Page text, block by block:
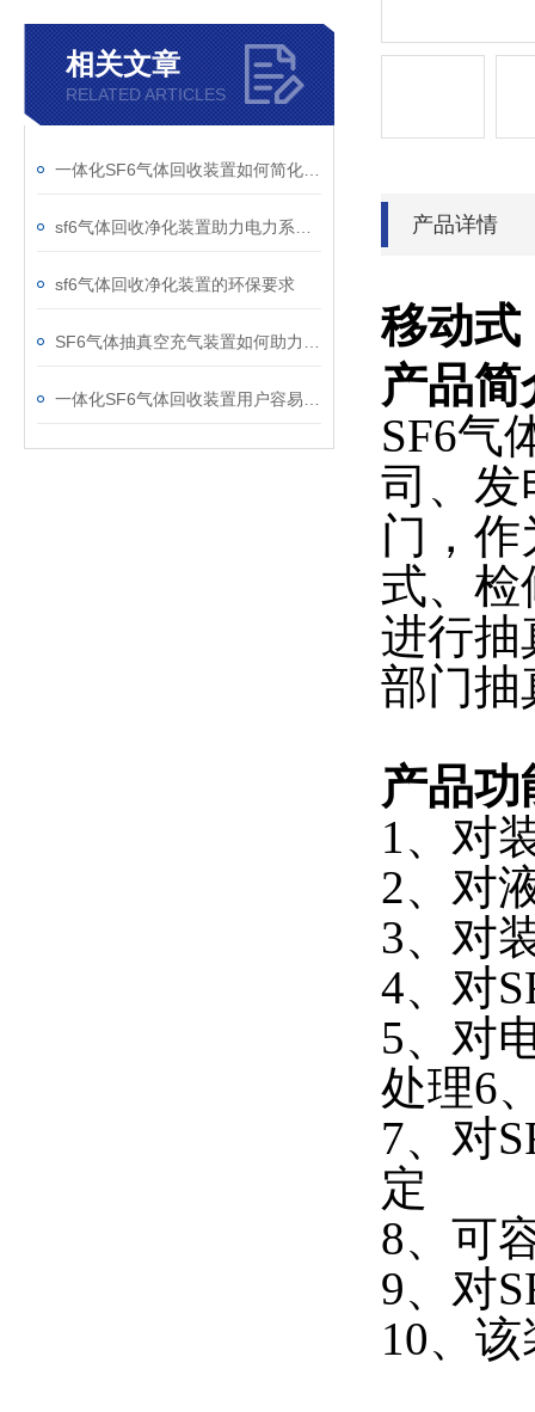
相关文章
RELATED ARTICLES
sf6气体回收净化装置的环保要求
产品详情
移动式
产品简
SF6气
司、发
门，作
式、检
进行抽
部门抽
产品功
1、对
2、对
3、对
4、对
5、对
处理6
7、对
定
8、可
9、对
10、